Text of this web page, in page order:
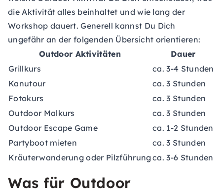
die Aktivität alles beinhaltet und wie lang der
Workshop dauert. Generell kannst Du Dich
ungefähr an der folgenden Übersicht orientieren:
Outdoor Aktivitäten
Dauer
Grillkurs
ca. 3-4 Stunden
Kanutour
ca. 3 Stunden
Fotokurs
ca. 3 Stunden
Outdoor Malkurs
ca. 3 Stunden
Outdoor Escape Game
ca. 1-2 Stunden
Partyboot mieten
ca. 3 Stunden
Kräuterwanderung oder Pilzführungca. 3-6 Stunden
Was für Outdoor